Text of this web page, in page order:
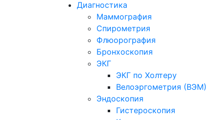
Диагностика
Маммография
Спирометрия
Флюорография
Бронхоскопия
ЭКГ
ЭКГ по Холтеру
Велоэргометрия (ВЭМ)
Эндоскопия
Гистероскопия